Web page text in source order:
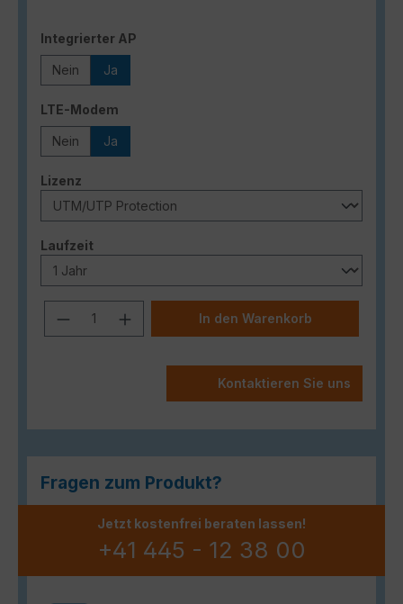
Integrierter AP
Nein Ja
LTE-Modem
Nein Ja
Lizenz
Laufzeitauswählen
Produkt Anzahl: Gib den
In den Warenkorb
Kontaktieren Sie uns
Fragen zum Produkt?
Jetzt kostenfrei beraten lassen!
+41 445 - 12 38 00